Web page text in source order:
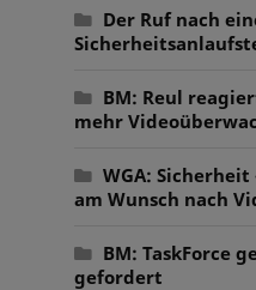
Der Ruf nach
BM: Reul
mehr
WGA: Sicherheit
am Wunsch nach
BM: TaskForce
gefordert